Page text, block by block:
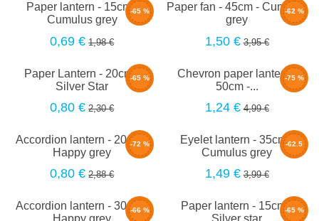
-65 %
Paper lantern - 15cm -
Cumulus grey
0,69 € 1,98 €
-62 %
Paper fan - 45cm - Cumulus
grey
1,50 € 3,95 €
-65 %
Paper Lantern - 20cm -
Silver Star
0,80 € 2,30 €
-75 %
Chevron paper lantern -
50cm -...
1,24 € 4,99 €
-72 %
Accordion lantern - 20cm -
Happy grey
0,80 € 2,88 €
-62.5
Eyelet lantern - 35cm -
Cumulus grey
1,49 € 3,99 €
-66 %
Accordion lantern - 30cm -
-65 %
Paper lantern - 15cm -